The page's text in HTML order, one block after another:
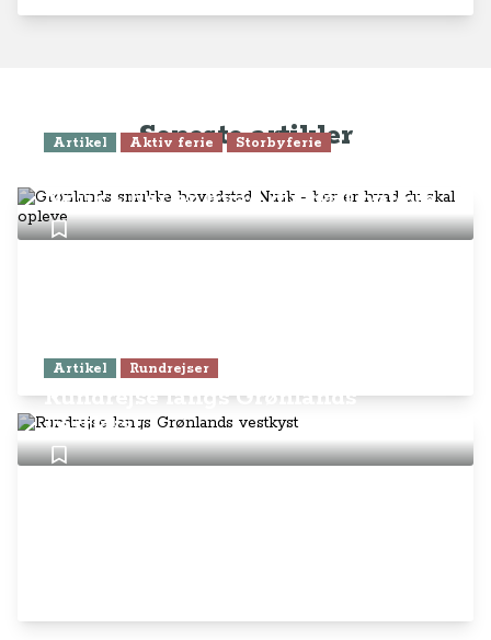
Seneste artikler
Artikel Aktiv ferie Storbyferie
Nuuk - her er hvad du skal opleve
Artikel Rundrejser
Rundrejse langs Grønlands
vestkyst